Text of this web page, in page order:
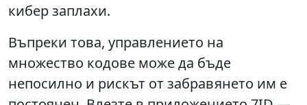
кибер заплахи.
Въпреки това, управлението на
множество кодове може да бъде
непосилно и рискът от забравянето им е